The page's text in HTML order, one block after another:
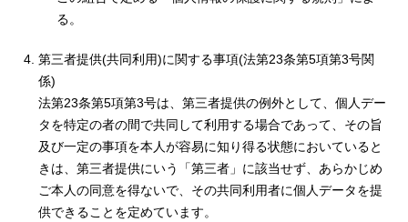
る。
第三者提供(共同利用)に関する事項(法第23条第5項第3号関
係)
法第23条第5項第3号は、第三者提供の例外として、個人デー
タを特定の者の間で共同して利用する場合であって、その旨
及び一定の事項を本人が容易に知り得る状態においていると
きは、第三者提供にいう「第三者」に該当せず、あらかじめ
ご本人の同意を得ないで、その共同利用者に個人データを提
供できることを定めています。